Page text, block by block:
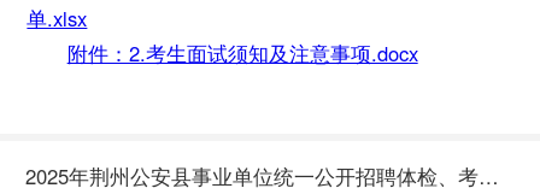
单.xlsx
附件：2.考生面试须知及注意事项.docx
2025年荆州公安县事业单位统一公开招聘体检、考察合格人员公示（二）